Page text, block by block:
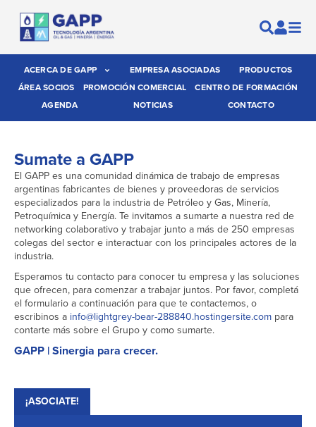
ACERCA DE GAPP EMPRESA ASOCIADAS
PRODUCTOS
ÁREA SOCIOS
PROMOCIÓN COMERCIAL
CENTRO DE FORMACIÓN
AGENDA
NOTICIAS CONTACTO
Sumate a GAPP
El GAPP es una comunidad dinámica de trabajo de empresas
argentinas fabricantes de bienes y proveedoras de servicios
especializados para la industria de Petróleo y Gas, Minería,
Petroquímica y Energía. Te invitamos a sumarte a nuestra red de
networking colaborativo y trabajar junto a más de 250 empresas
colegas del sector e interactuar con los principales actores de la
industria.
Esperamos tu contacto para conocer tu empresa y las soluciones
que ofrecen, para comenzar a trabajar juntos. Por favor, completá
el formulario a continuación para que te contactemos, o
escribinos a info@lightgrey-bear-288840.hostingersite.com para
contarte más sobre el Grupo y como sumarte.
GAPP | Sinergia para crecer.
¡ASOCIATE!